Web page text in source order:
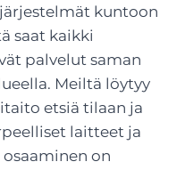
kuntoon
saat kaikki
palvelut saman
Meiltä löytyy
etsiä tilaan ja
laitteet ja
on